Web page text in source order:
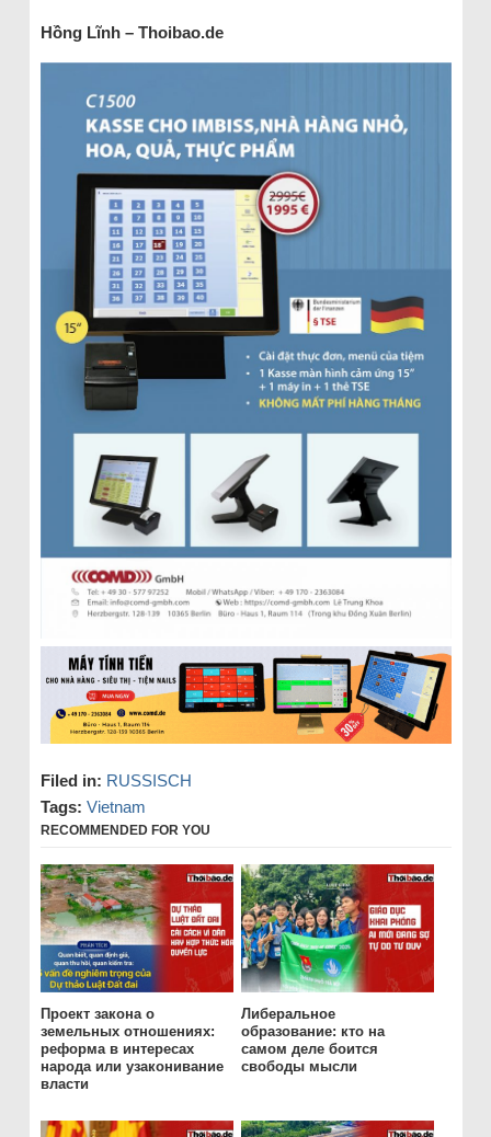
Hồng Lĩnh – Thoibao.de
Filed in: RUSSISCH
Tags: Vietnam
RECOMMENDED FOR YOU
Проект закона о
земельных отношениях:
реформа в интересах
народа или узаконивание
власти
Либеральное
образование: кто на
самом деле боится
свободы мысли